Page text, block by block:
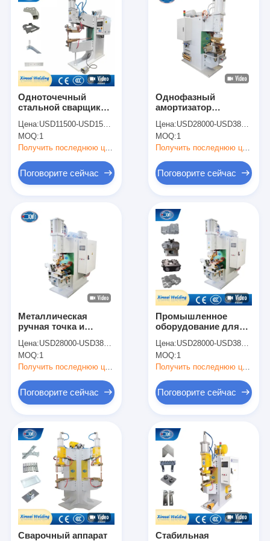
Продукция
О Компании
Наша фабрика
Новости
Поговорите сейчас
baidu
Портативный сварочный аппарат пятна
Стационарная сварочная машина
Одноточечный
стальной сварщик
аппарата Dc Ac
стержня ячеистой
сети пневматический
Цена:USD11500-USD15500
MOQ:1
Получить последнюю цену
Поговорите сейчас
Однофазный
амортизатор
машины точечная
сварочная машина
Цена:USD28000-USD38000
MOQ:1
Получить последнюю цену
Поговорите сейчас
Металлическая
ручная точка и
точка сварочная
машина для
амортизатора ударов
Цена:USD28000-USD38000
MOQ:1
Получить последнюю цену
Поговорите сейчас
Промышленное
оборудование для
Машина для сварки
точек для
амортизатора ударов
Цена:USD28000-USD38000
MOQ:1
Получить последнюю цену
Поговорите сейчас
Сварочный аппарат
Стабильная